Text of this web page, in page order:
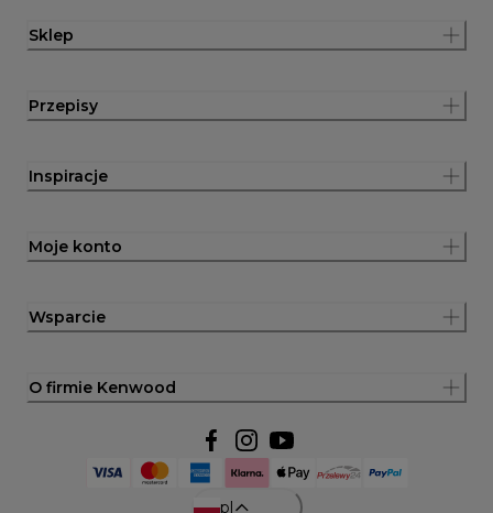
Sklep
Przepisy
Inspiracje
Moje konto
Wsparcie
O firmie Kenwood
pl